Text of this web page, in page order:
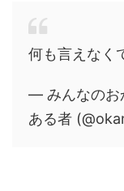
何も言えなく
— みんなのお
ある者